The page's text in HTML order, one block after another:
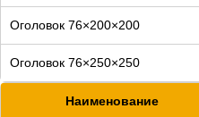
Оголовок 76×200×200
Оголовок 76×250×250
Наименование
Цены на монтаж действуют от